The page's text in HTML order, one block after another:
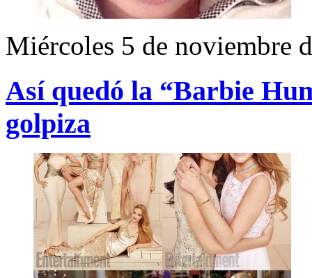
Miércoles 5 de noviembre
Así quedó la “Barbie
golpiza